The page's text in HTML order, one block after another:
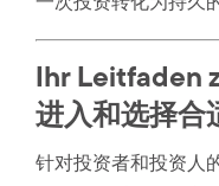
Ihr Leitfaden
进入和选择合
针对投资者和投资人